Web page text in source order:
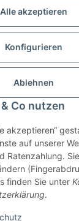
Alle akzeptieren
Konfigurieren
Ablehnen
Co nutzen
akzeptieren“
auf unserer
Ratenzahlung.
finden Sie unter
.
widerrufen
USt., zzgl.